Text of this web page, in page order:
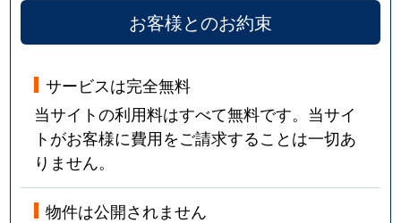
お客様とのお約束
サービスは完全無料
当サイトの利用料はすべて無料です。当サイ
トがお客様に費用をご請求することは一切あ
りません。
物件は公開されません